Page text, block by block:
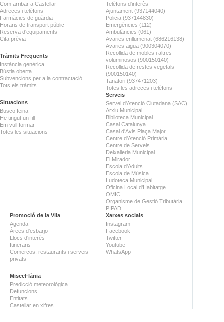
Com arribar a Castellar
Adreces i telèfons
Farmàcies de guàrdia
Horaris de transport públic
Reserva d'equipaments
Cita prèvia
Tràmits Freqüents
Instància genèrica
Bústia oberta
Subvencions per a la contractació
Tots els tràmits
Situacions
Busco feina
He tingut un fill
Em vull formar
Totes les situacions
Telèfons d'interès
Ajuntament (937144040)
Policia (937144830)
Emergències (112)
Ambulàncies (061)
Avaries enllumenat (686216138)
Avaries aigua (900304070)
Recollida de mobles i altres
voluminosos (900150140)
Recollida de restes vegetals
(900150140)
Tanatori (937471203)
Totes les adreces i telèfons
Serveis
Servei d'Atenció Ciutadana (SAC)
Arxiu Municipal
Biblioteca Municipal
Casal Catalunya
Casal d'Avis Plaça Major
Centre d'Atenció Primària
Centre de Serveis
Deixalleria Municipal
El Mirador
Escola d'Adults
Escola de Música
Ludoteca Municipal
Oficina Local d'Habitatge
OMIC
Organisme de Gestió Tributària
PIPAD
Promoció de la Vila
Agenda
Àrees d'esbarjo
Llocs d'interès
Itineraris
Comerços, restaurants i serveis
privats
Miscel·lània
Predicció meteorològica
Defuncions
Entitats
Castellar en xifres
Xarxes socials
Instagram
Facebook
Twitter
Youtube
WhatsApp